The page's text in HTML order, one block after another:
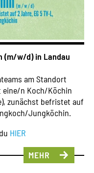
(m/w/d) in Landau
am Standort
eine/n Koch/Köchin
zunächst befristet auf
Jungköchin.
HIER
MEHR